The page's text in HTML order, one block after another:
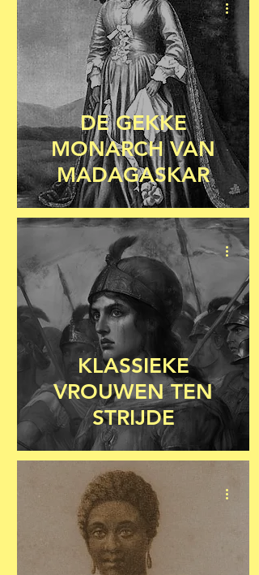
DE GEKKE
MONARCH VAN
MADAGASKAR
KLASSIEKE
VROUWEN TEN
STRIJDE